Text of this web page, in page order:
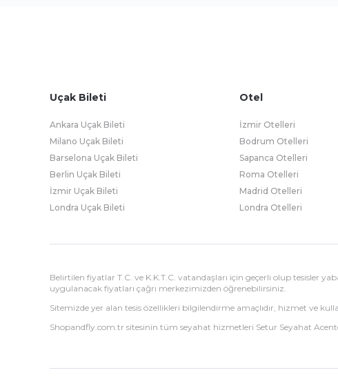
Uçak Bileti
Ankara Uçak Bileti
Milano Uçak Bileti
Barselona Uçak Bileti
Berlin Uçak Bileti
İzmir Uçak Bileti
Londra Uçak Bileti
Otel
İzmir Otelleri
Bodrum Otelleri
Sapanca Otelleri
Roma Otelleri
Madrid Otelleri
Londra Otelleri
Belirtilen fiyatlar T.C. ve K.K.T.C. vatandaşları için geçerli olup tesisler
uygulanacak fiyatları çağrı merkezimizden öğrenebilirsiniz.
Sitemizde yer alan tesis özellikleri bilgilendirme amaçlıdır, hizmet ve
Shopandfly.com.tr sitesinin tüm seyahat hizmetleri Setur Seyahat